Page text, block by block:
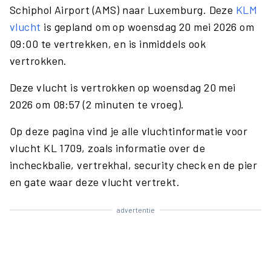
Schiphol Airport (AMS) naar Luxemburg. Deze KLM
vlucht is gepland om op woensdag 20 mei 2026 om
09:00 te vertrekken, en is inmiddels ook
vertrokken.
Deze vlucht is vertrokken op woensdag 20 mei
2026 om 08:57 (2 minuten te vroeg).
Op deze pagina vind je alle vluchtinformatie voor
vlucht KL 1709, zoals informatie over de
incheckbalie, vertrekhal, security check en de pier
en gate waar deze vlucht vertrekt.
advertentie